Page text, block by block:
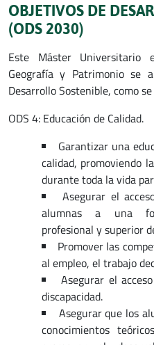
OBJETIVOS DE
(ODS 2030)
Este Máster Universitario
Geografía y Patrimonio se
Desarrollo Sostenible, como
ODS 4: Educación de Calidad.
Garantizar una
calidad, promoviendo
durante toda la vida
Asegurar el
alumnas a una
profesional y superior
Promover las
al empleo, el trabajo
Asegurar el
discapacidad.
Asegurar que los
conocimientos